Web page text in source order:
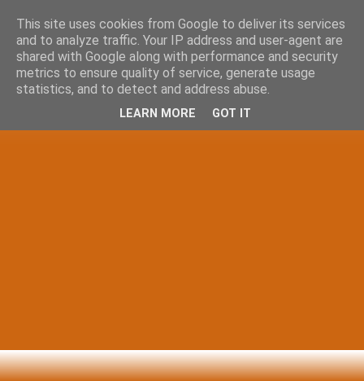
This site uses cookies from Google to deliver its services
and to analyze traffic. Your IP address and user-agent are
shared with Google along with performance and security
metrics to ensure quality of service, generate usage
statistics, and to detect and address abuse.
LEARN MORE GOT IT